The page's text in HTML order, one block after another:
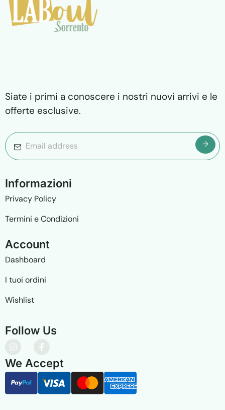
Siate i primi a conoscere i nostri nuovi arrivi e le
offerte esclusive.
Informazioni
Privacy Policy
Termini e Condizioni
Account
Dashboard
I tuoi ordini
Wishlist
Follow Us
We Accept